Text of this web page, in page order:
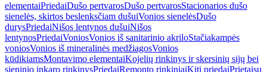
elementaiPriedaiDušo pertvarosDušo pertvarosStacionarios dušo
sienelės, skirtos beslenksčiam dušuiVonios sienelėsDušo
durysPriedaiNišos lentynos dušuiNišos
lentynosPriedaiVoniosVonios iš sanitarinio akriloStačiakampės
voniosVonios iš mineralinės medžiagosVonios
kūdikiamsMontavimo elementaiKojelių rinkinys ir skersinių sijų bei
sieninio inkaro rinkinysPriedaiRemonto rinkiniaiKiti priedaiPrietaisų